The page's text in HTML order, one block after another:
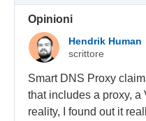
Opinioni
Hendrik Human
scrittore
Smart DNS Proxy
that includes a proxy, a
reality, I found out it